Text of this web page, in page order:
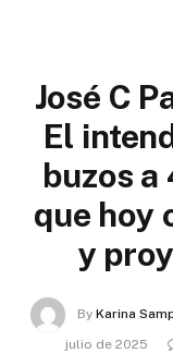
José C
El
buzos
que hoy
y
By Karina
julio de 2025